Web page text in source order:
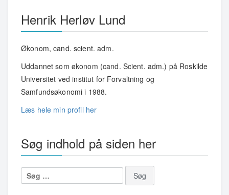
Henrik Herløv Lund
Økonom, cand. scient. adm.
Uddannet som økonom (cand. Scient. adm.) på Roskilde
Universitet ved institut for Forvaltning og
Samfundsøkonomi i 1988.
Læs hele min profil her
Søg indhold på siden her
Søg
efter: